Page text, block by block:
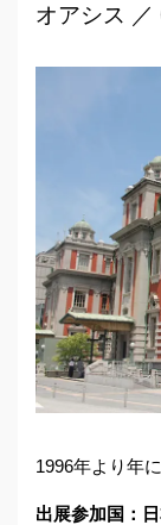
オアシス ／
1996年より年
出展参加国：